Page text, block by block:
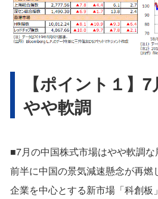
【ポイント１】
やや軟調
■7月の中国株式市場はやや軟調
前半に中国の景気減速懸念が再燃
企業を中心とする新市場「科創板